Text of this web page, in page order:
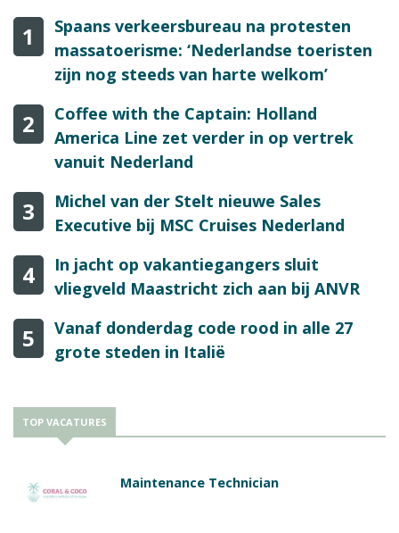
1
Spaans verkeersbureau na protesten
massatoerisme: ‘Nederlandse toeristen
zijn nog steeds van harte welkom’
2
Coffee with the Captain: Holland
America Line zet verder in op vertrek
vanuit Nederland
3
Michel van der Stelt nieuwe Sales
Executive bij MSC Cruises Nederland
4
In jacht op vakantiegangers sluit
vliegveld Maastricht zich aan bij ANVR
5
Vanaf donderdag code rood in alle 27
grote steden in Italië
TOP VACATURES
Maintenance Technician